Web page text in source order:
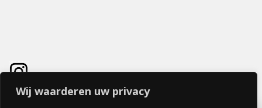
Wij waarderen uw privacy